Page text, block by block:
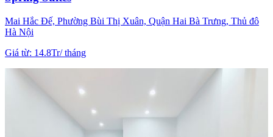
Mai Hắc Đế, Phường Bùi Thị Xuân, Quận Hai Bà Trưng, Thủ đô
Hà Nội
Giá từ: 14.8Tr/tháng